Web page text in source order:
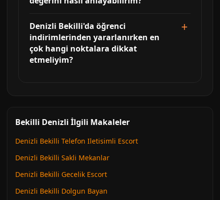
Denizli Bekilli'da öğrenci
indirimlerinden yararlanırken en
çok hangi noktalara dikkat
etmeliyim?
Bekilli Denizli İlgili Makaleler
Denizli Bekilli Telefon Iletisimli Escort
Denizli Bekilli Sakli Mekanlar
Denizli Bekilli Gecelik Escort
Denizli Bekilli Dolgun Bayan